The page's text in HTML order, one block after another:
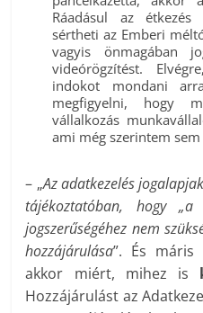
Ráadásul az étkezés
sértheti az Emberi
vagyis önmagában
videórögzítést.
indokot mondani
megfigyelni, hogy
vállalkozás
ami még szerintem
– „Az adatkezelés
tájékoztatóban, hogy „a
jogszerűségéhez nem
hozzájárulása”. És máris
akkor miért, mihez is
Hozzájárulást az